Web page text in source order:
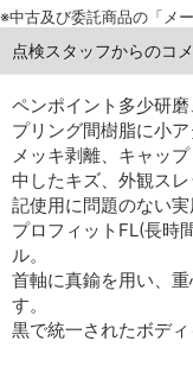
※中古及び委託商品の「メ
点検スタッフからのコ
ペンポイント多少研
プリング間樹脂に小
メッキ剥離、キャッ
中したキズ、外観ス
記使用に問題のない実
プロフィットFL(長時
ル。
首軸に真鍮を用い、
す。
黒で統一されたボディ